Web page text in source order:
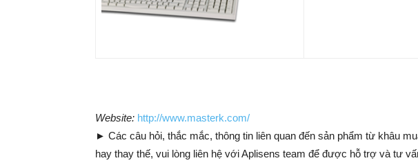
Website: http://www.masterk.com/
► Các câu hỏi, thắc mắc, thông tin liên quan đến sản phẩm từ khâu
hay thay thế, vui lòng liên hệ với Aplisens team để được hỗ trợ và tư